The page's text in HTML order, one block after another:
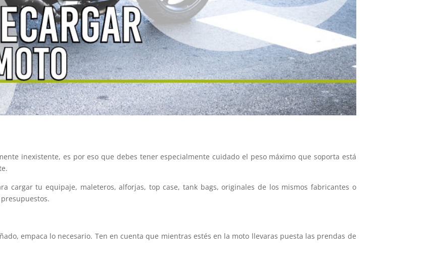
inexistente, es por eso que debes tener especialmente cuidado el peso máximo que soporta está
cargar tu equipaje, maleteros, alforjas, top case, tank bags, originales de los mismos fabricantes o
empaca lo necesario. Ten en cuenta que mientras estés en la moto llevaras puesta las prendas de